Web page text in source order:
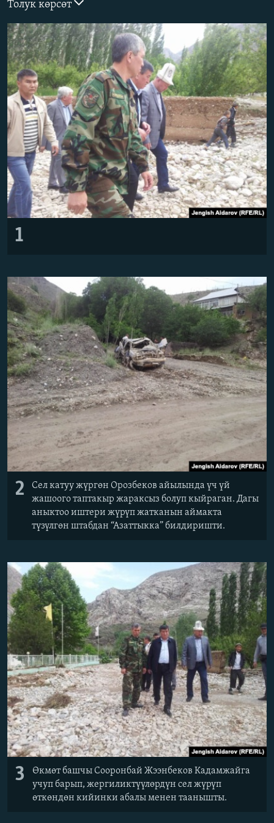
ЭЖЕ-СИҢДИЛЕР
АЗАТТЫК+
ЫҢГАЙСЫЗ СУРООЛОР
ОНЛАЙН ШЕРИНЕ
ЭЕ/АРнун бардык сайттары
Толук көрсөт
1
2
Сел катуу жүргөн Орозбеков айылында үч үй
жашоого таптакыр жараксыз болуп кыйраган. Дагы
аныктоо иштери жүрүп жатканын аймакта
түзүлгөн штабдан “Азаттыкка” билдиришти.
3
Өкмөт башчы Сооронбай Жээнбеков Кадамжайга
учуп барып, жергиликтүүлөрдүн сел жүрүп
өткөндөн кийинки абалы менен таанышты.